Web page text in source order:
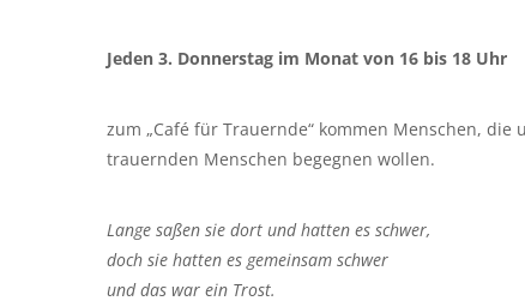
Jeden 3. Donnerstag im Monat von 16 bis 18 Uhr
zum „Café für Trauernde“ kommen Menschen,
trauernden Menschen begegnen wollen.
Lange saßen sie dort und hatten es schwer,
doch sie hatten es gemeinsam schwer
und das war ein Trost.